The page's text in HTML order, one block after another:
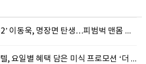
‘킬러들의 쇼핑몰 시즌2’ 이동욱, 명장면 탄생…피범벅 맨몸 액션 ‘감탄’
앰배서더 서울 풀만 호텔, 요일별 혜택 담은 미식 프로모션 ‘더 킹스 : 다이닝 프리빌리지즈’ 선봬